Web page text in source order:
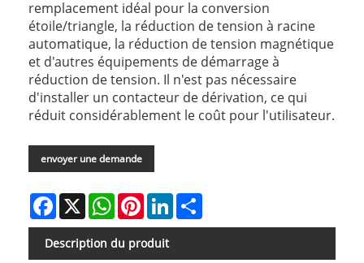
remplacement idéal pour la conversion
étoile/triangle, la réduction de tension à racine
automatique, la réduction de tension magnétique
et d'autres équipements de démarrage à
réduction de tension. Il n'est pas nécessaire
d'installer un contacteur de dérivation, ce qui
réduit considérablement le coût pour l'utilisateur.
envoyer une demande
Facebook
X WhatsAppPinterestLinkedIn
Description du produit